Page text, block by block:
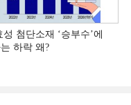
성 첨단소재 ‘승부수’에
하락 왜?